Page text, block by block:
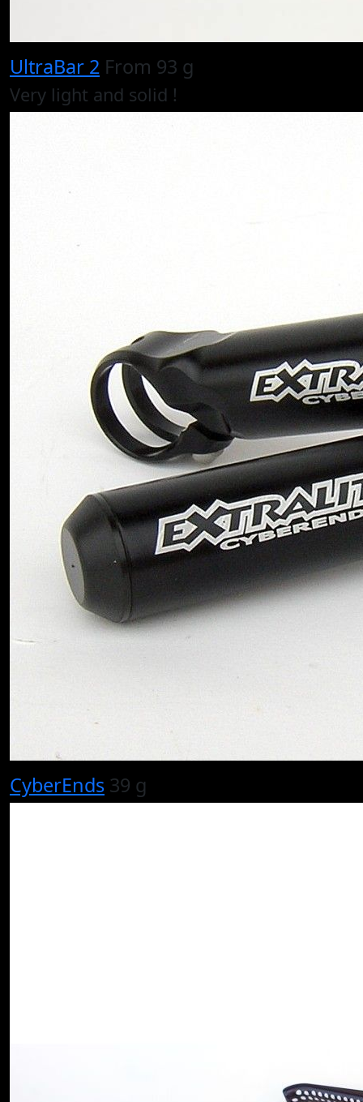
UltraBar 2 From 93 g
Very light and solid !
CyberEnds 39 g